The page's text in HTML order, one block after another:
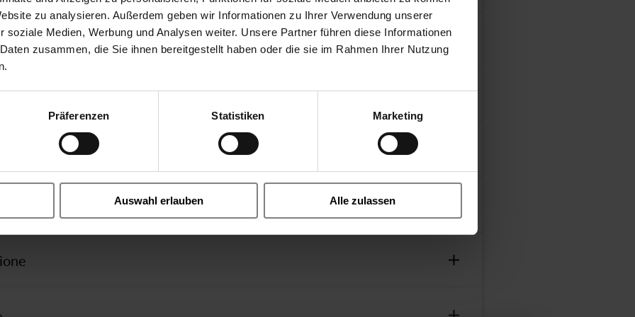
zu analysieren. Außerdem geben wir Informationen zu Ihrer Verwendung unserer
soziale Medien, Werbung und Analysen weiter. Unsere Partner führen diese Informationen
zusammen, die Sie ihnen bereitgestellt haben oder die sie im Rahmen Ihrer Nutzung
Präferenzen Statistiken Marketing
Auswahl erlauben Alle zulassen
forzato
Altri
Cavo del sensore M8 a 3 fili 2 m
l'impostazione
REACH Dichiarazione
HA-1U.stp
Sede valvola controllato elettricamente dalla forza